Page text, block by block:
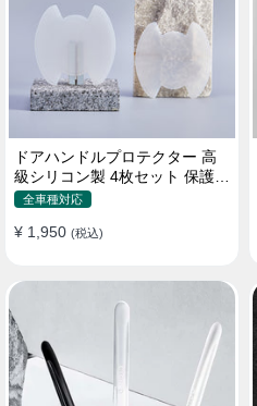
ドアハンドルプロテクター 高
級シリコン製 4枚セット 保護フ
ィルム キズ防止 全車種
全車種対応
¥ 1,950 (税込)